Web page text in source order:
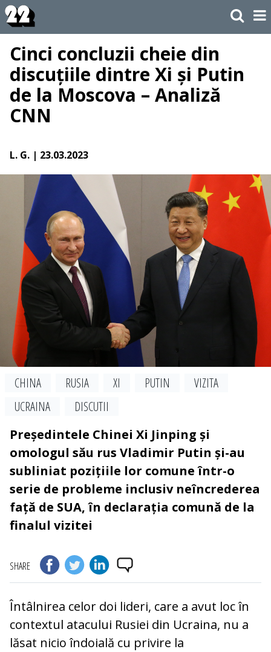
Cinci concluzii cheie din
discuțiile dintre Xi și Putin
de la Moscova – Analiză
CNN
L. G. | 23.03.2023
CHINA RUSIA XI PUTIN
VIZITA
UCRAINA
DISCUTII
Președintele Chinei Xi Jinping și
omologul său rus Vladimir Putin și-au
subliniat pozițiile lor comune într-o
serie de probleme inclusiv neîncrederea
față de SUA, în declarația comună de la
finalul vizitei
SHARE
Întâlnirea celor doi lideri, care a avut loc în
contextul atacului Rusiei din Ucraina, nu a
lăsat nicio îndoială cu privire la